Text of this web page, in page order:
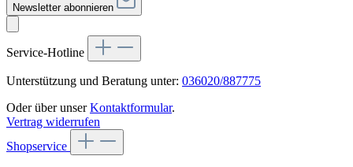
Newsletter abonnieren
Service-Hotline
Unterstützung und Beratung unter: 036020/887775
Oder über unserKontaktformular.
Vertrag widerrufen
Shopservice